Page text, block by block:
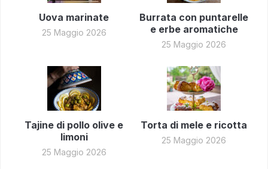
Uova marinate
25 Maggio 2026
Burrata con puntarelle
e erbe aromatiche
25 Maggio 2026
Tajine di pollo olive e
limoni
25 Maggio 2026
Torta di mele e ricotta
25 Maggio 2026